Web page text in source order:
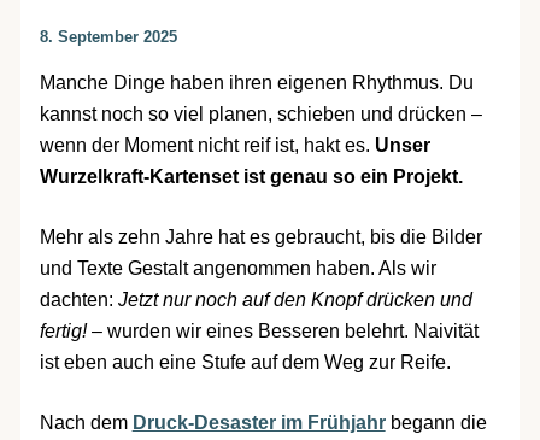
8. September 2025
Manche Dinge haben ihren eigenen Rhythmus. Du
kannst noch so viel planen, schieben und drücken –
wenn der Moment nicht reif ist, hakt es. Unser
Wurzelkraft-Kartenset ist genau so ein Projekt.
Mehr als zehn Jahre hat es gebraucht, bis die Bilder
und Texte Gestalt angenommen haben. Als wir
dachten: Jetzt nur noch auf den Knopf drücken und
fertig!– wurden wir eines Besseren belehrt. Naivität
ist eben auch eine Stufe auf dem Weg zur Reife.
Nach dem Druck-Desaster im Frühjahrbegann die